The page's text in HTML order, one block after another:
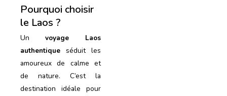
Pourquoi choisir
le Laos ?
Unvoyage Laos
authentique séduit les
amoureux de calme et
de nature. C’est la
destination idéale pour